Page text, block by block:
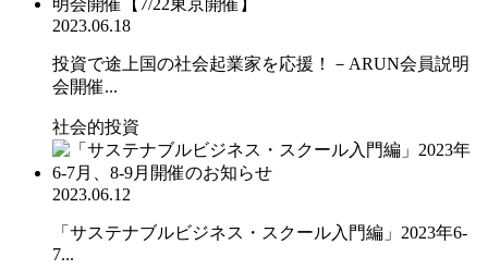
2023.06.18
投資で途上国の社会起業家を応援！－ARUN会員説明
会開催...
社会的投資
2023.06.12
「サステナブルビジネス・スクール入門編」2023年6-
7...